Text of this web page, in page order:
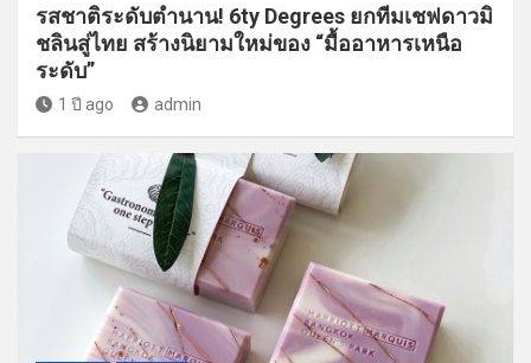
รสชาติระดับตำนาน! 6ty Degrees ยกทีมเชฟดาวมิ
ชลินสู่ไทย สร้างนิยามใหม่ของ “มื้ออาหารเหนือ
ระดับ”
1 ปี ago admin